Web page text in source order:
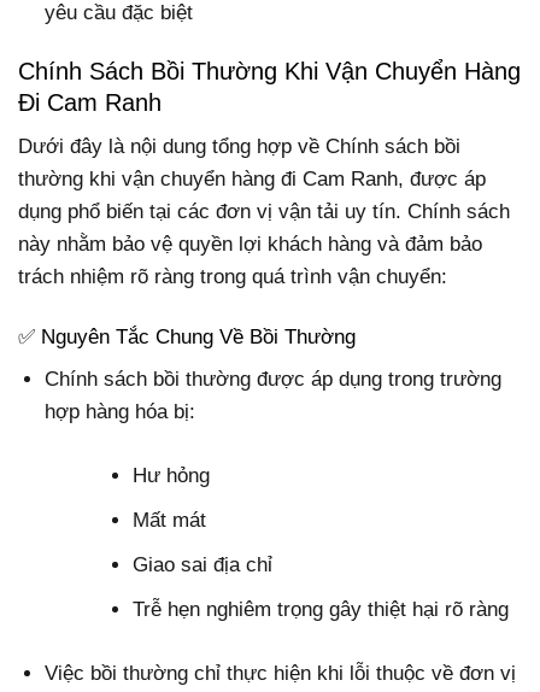
yêu cầu đặc biệt
Chính Sách Bồi Thường Khi Vận Chuyển Hàng
Đi Cam Ranh
Dưới đây là nội dung tổng hợp về Chính sách bồi
thường khi vận chuyển hàng đi Cam Ranh, được áp
dụng phổ biến tại các đơn vị vận tải uy tín. Chính sách
này nhằm bảo vệ quyền lợi khách hàng và đảm bảo
trách nhiệm rõ ràng trong quá trình vận chuyển:
✅ Nguyên Tắc Chung Về Bồi Thường
Chính sách bồi thường được áp dụng trong trường
hợp hàng hóa bị:
Hư hỏng
Mất mát
Giao sai địa chỉ
Trễ hẹn nghiêm trọng gây thiệt hại rõ ràng
Việc bồi thường chỉ thực hiện khi lỗi thuộc về đơn vị